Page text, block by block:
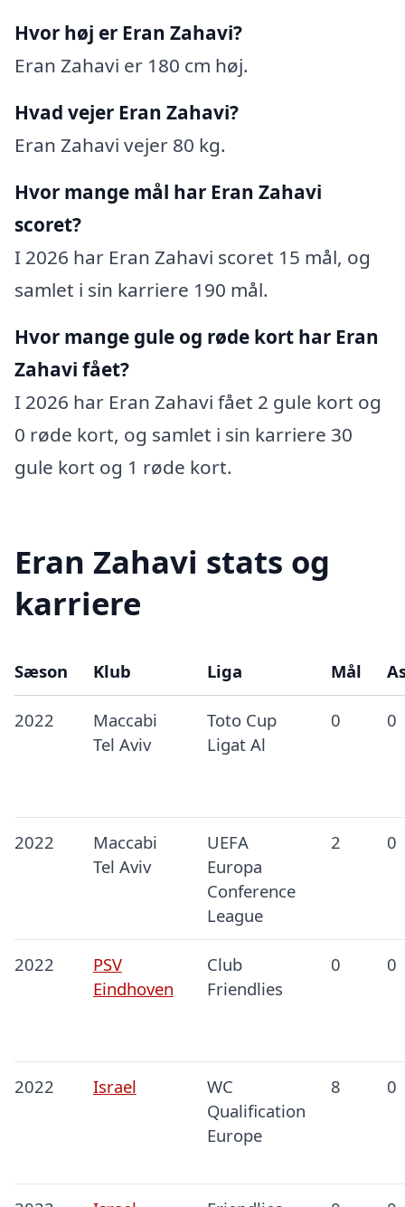
Hvor høj er Eran Zahavi?
Eran Zahavi er 180 cm høj.
Hvad vejer Eran Zahavi?
Eran Zahavi vejer 80 kg.
Hvor mange mål har Eran Zahavi
scoret?
I 2026 har Eran Zahavi scoret 15 mål, og
samlet i sin karriere 190 mål.
Hvor mange gule og røde kort har Eran
Zahavi fået?
I 2026 har Eran Zahavi fået 2 gule kort og
0 røde kort, og samlet i sin karriere 30
gule kort og 1 røde kort.
Eran Zahavi stats og
karriere
Sæson Klub Liga Mål
2022
Maccabi
Tel Aviv
Toto Cup
Ligat Al
0 0
2022
Maccabi
Tel Aviv
UEFA
Europa
Conference
League
2 0
2022
PSV
Eindhoven
Club
Friendlies
0 0
2022 Israel
WC
Qualification
Europe
8 0